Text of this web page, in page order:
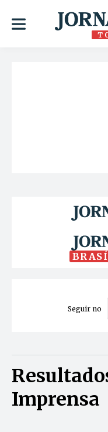
Seguir no
Imprensa